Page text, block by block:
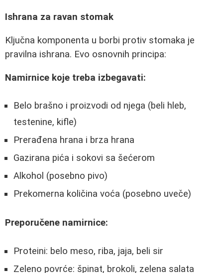
Ishrana za ravan stomak
Ključna komponenta u borbi protiv stomaka je
pravilna ishrana. Evo osnovnih principa:
Namirnice koje treba izbegavati:
Belo brašno i proizvodi od njega (beli hleb,
testenine, kifle)
Prerađena hrana i brza hrana
Gazirana pića i sokovi sa šećerom
Alkohol (posebno pivo)
Prekomerna količina voća (posebno uveče)
Preporučene namirnice:
Proteini: belo meso, riba, jaja, beli sir
Zeleno povrće: špinat, brokoli, zelena salata